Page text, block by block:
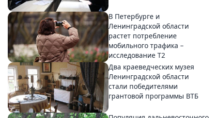
В Петербурге и
Ленинградской области
растет потребление
мобильного трафика –
исследование T2
Два краеведческих музея
Ленинградской области
стали победителями
грантовой программы ВТБ